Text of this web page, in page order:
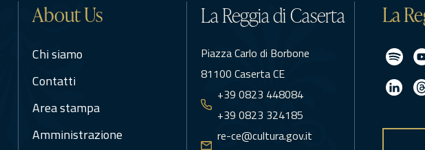
About Us
Chi siamo
Contatti
Area stampa
Amministrazione
La Reggia di Caserta
Piazza Carlo di Borbone
81100 Caserta CE
+39 0823 448084
+39 0823 324185
re-ce@cultura.gov.it
La